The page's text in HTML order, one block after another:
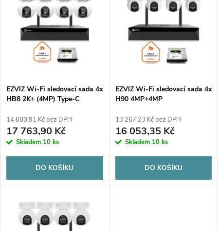
p
r
o
u
Abecedně
s
p
r
o
d
EZVIZ Wi-Fi sledovací sada 4x
HB8 2K+ (4MP) Type-C
14 680,91 Kč bez DPH
17 763,90 Kč
Skladem 10 ks
DO KOŠÍKU
EZVIZ Wi-Fi sledovací sada 4x
H90 4MP+4MP
13 267,23 Kč bez DPH
16 053,35 Kč
Skladem 10 ks
DO KOŠÍKU